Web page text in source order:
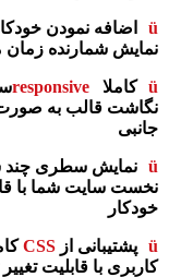
ü
اضافه نمودن
نمایش شمارنده
ü کاملا responsive
نگاشت قالب به صورت
جانبی
ü نمایش سطری چند
نخست سایت شما با
خودکار
ü پشتیبانی از CSS
کاربری با قابلیت